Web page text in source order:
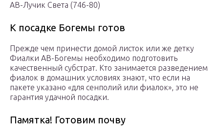
АВ-Лучик Света (746-80)
К посадке Богемы готов
Прежде чем принести домой листок или же детку
Фиалки АВ-Богемы необходимо подготовить
качественный субстрат. Кто занимается разведением
фиалок в домашних условиях знают, что если на
пакете указано «для сенполий или фиалок», это не
гарантия удачной посадки.
Памятка! Готовим почву